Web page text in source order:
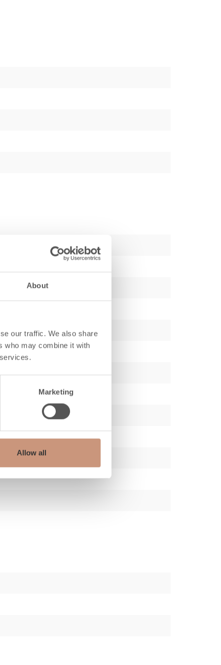
About
our traffic. We also share
who may combine it with
Marketing
Allow all